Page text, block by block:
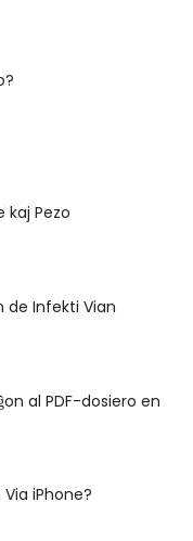
kaj Pezo
de Infekti Vian
al PDF-dosiero en
iPhone?